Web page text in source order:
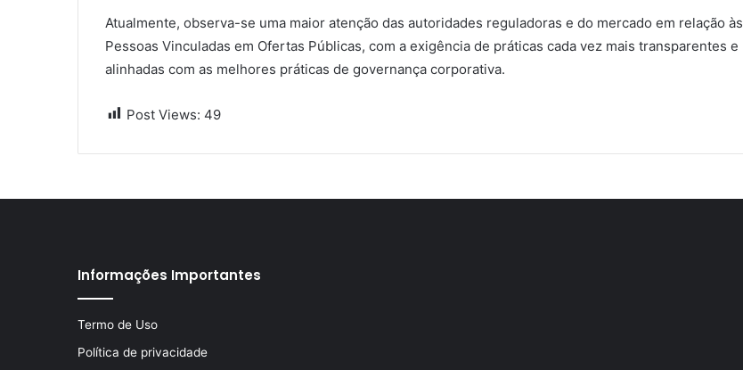
Atualmente, observa-se uma maior atenção das autoridades reguladoras e do mercado em relação às
Pessoas Vinculadas em Ofertas Públicas, com a exigência de práticas cada vez mais transparentes e
alinhadas com as melhores práticas de governança corporativa.
Post Views: 49
Informações Importantes
Termo de Uso
Política de privacidade